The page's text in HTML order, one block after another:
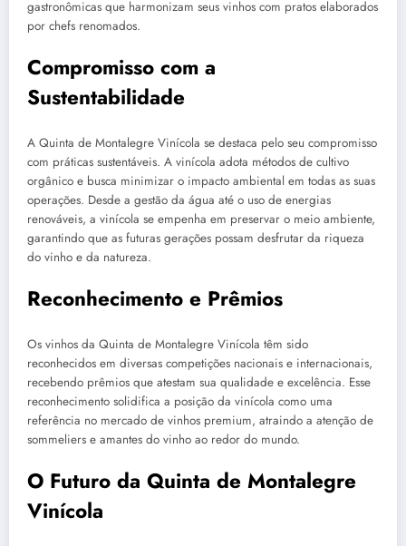
gastronômicas que harmonizam seus vinhos com pratos elaborados
por chefs renomados.
Compromisso com a
Sustentabilidade
A Quinta de Montalegre Vinícola se destaca pelo seu compromisso
com práticas sustentáveis. A vinícola adota métodos de cultivo
orgânico e busca minimizar o impacto ambiental em todas as suas
operações. Desde a gestão da água até o uso de energias
renováveis, a vinícola se empenha em preservar o meio ambiente,
garantindo que as futuras gerações possam desfrutar da riqueza
do vinho e da natureza.
Reconhecimento e Prêmios
Os vinhos da Quinta de Montalegre Vinícola têm sido
reconhecidos em diversas competições nacionais e internacionais,
recebendo prêmios que atestam sua qualidade e excelência. Esse
reconhecimento solidifica a posição da vinícola como uma
referência no mercado de vinhos premium, atraindo a atenção de
sommeliers e amantes do vinho ao redor do mundo.
O Futuro da Quinta de Montalegre
Vinícola